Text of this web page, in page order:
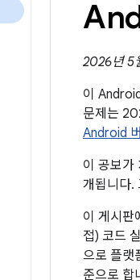
2026년 5
이
문제는
Android
이 공보가
개됩니다.
이 게시판
접) 코드
으로 플랫
준으로 합